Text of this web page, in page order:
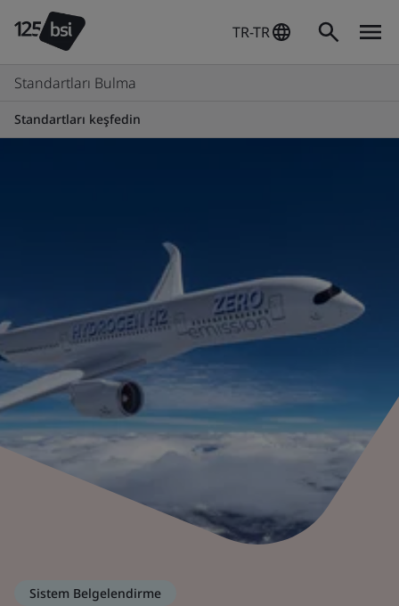
TR-TR
Standartları Bulma
Standartları keşfedin
Sistem Belgelendirme